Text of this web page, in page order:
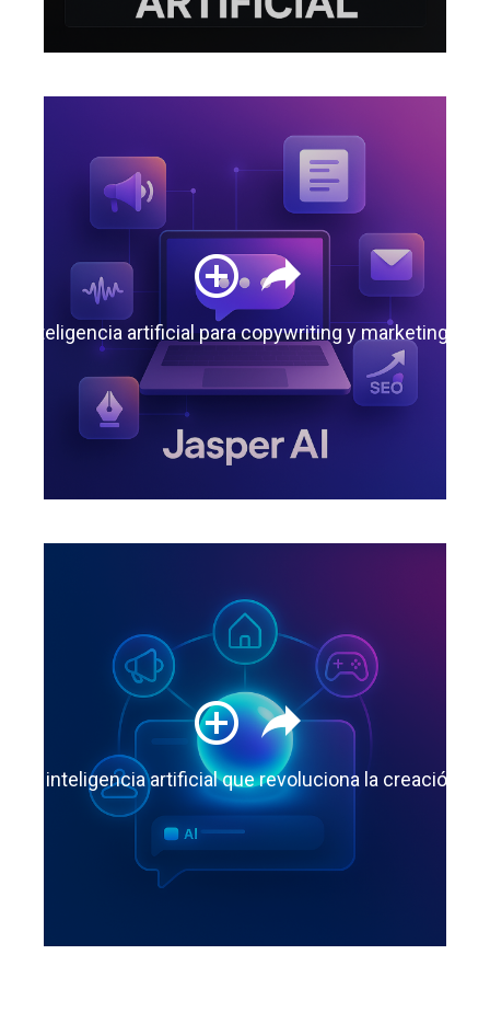
la inteligencia artificial para copywriting y marketing de
la inteligencia artificial que revoluciona la creación